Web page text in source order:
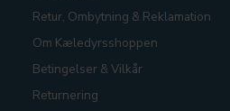
Retur, Ombytning & Reklamation
Om Kæledyrsshoppen
Betingelser & Vilkår
Returnering